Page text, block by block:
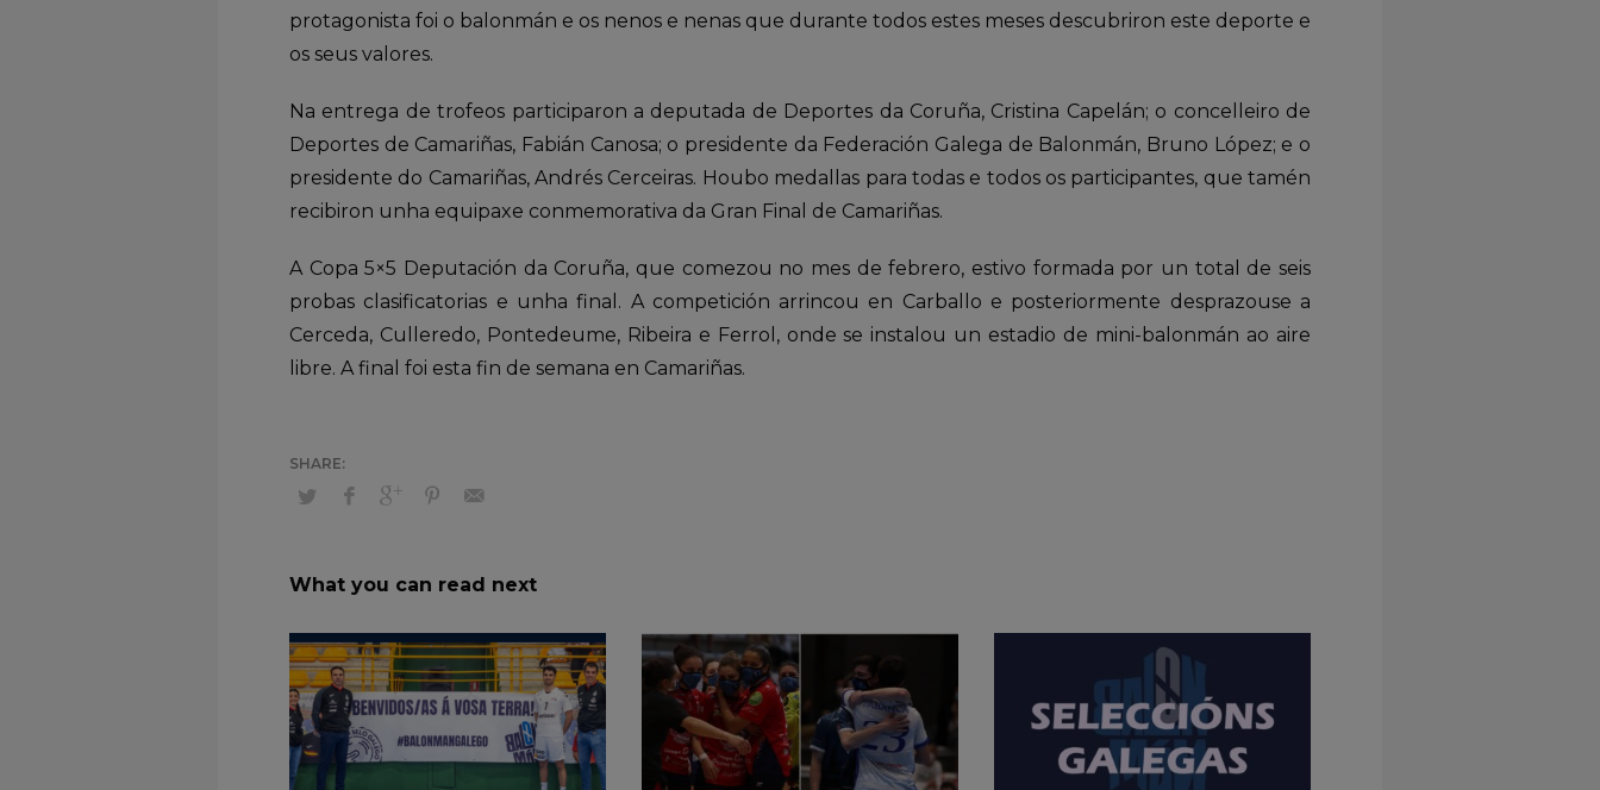
protagonista foi o balonmán e os nenos e nenas que durante todos estes meses descubriron este deporte e
os seus valores.
Na entrega de trofeos participaron a deputada de Deportes da Coruña, Cristina Capelán; o concelleiro de
Deportes de Camariñas, Fabián Canosa; o presidente da Federación Galega de Balonmán, Bruno López; e o
presidente do Camariñas, Andrés Cerceiras. Houbo medallas para todas e todos os participantes, que tamén
recibiron unha equipaxe conmemorativa da Gran Final de Camariñas.
A Copa 5×5 Deputación da Coruña, que comezou no mes de febrero, estivo formada por un total de seis
probas clasificatorias e unha final. A competición arrincou en Carballo e posteriormente desprazouse a
Cerceda, Culleredo, Pontedeume, Ribeira e Ferrol, onde se instalou un estadio de mini-balonmán ao aire
libre. A final foi esta fin de semana en Camariñas.
What you can read next